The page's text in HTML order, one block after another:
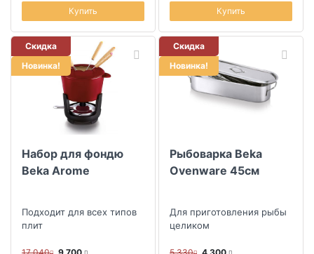
Купить Купить
Скидка
Новинка!
Набор для фондю
Beka Arome
Подходит для всех типов
плит
Скидка
Новинка!
Рыбоварка Beka
Ovenware 45см
Для приготовления рыбы
целиком